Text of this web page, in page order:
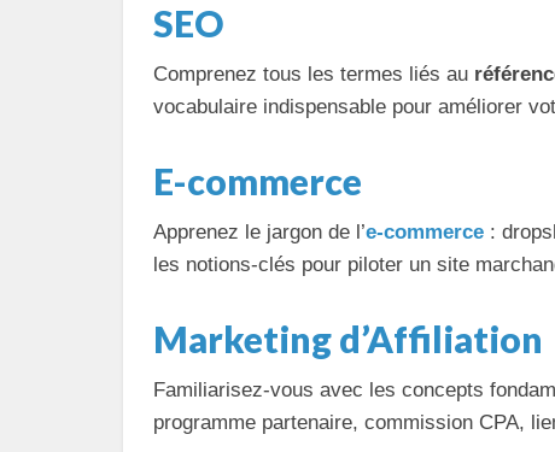
SEO
Comprenez tous les termes liés au
vocabulaire indispensable pour améliorer
E-commerce
Apprenez le jargon de l’e-commerce :
les notions-clés pour piloter un site
Marketing d’Affiliation
Familiarisez-vous avec les concepts
programme partenaire, commission CPA,